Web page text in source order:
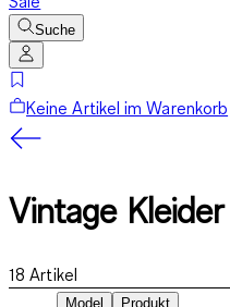
Suche
Keine Artikel im Warenkorb
Vintage Kleider
18 Artikel
Model
Produkt